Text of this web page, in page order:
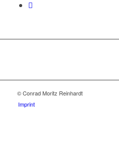
© Conrad Moritz Reinhardt
Imprint